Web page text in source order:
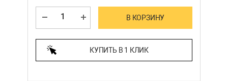
В КОРЗИНУ
КУПИТЬ В 1 КЛИК